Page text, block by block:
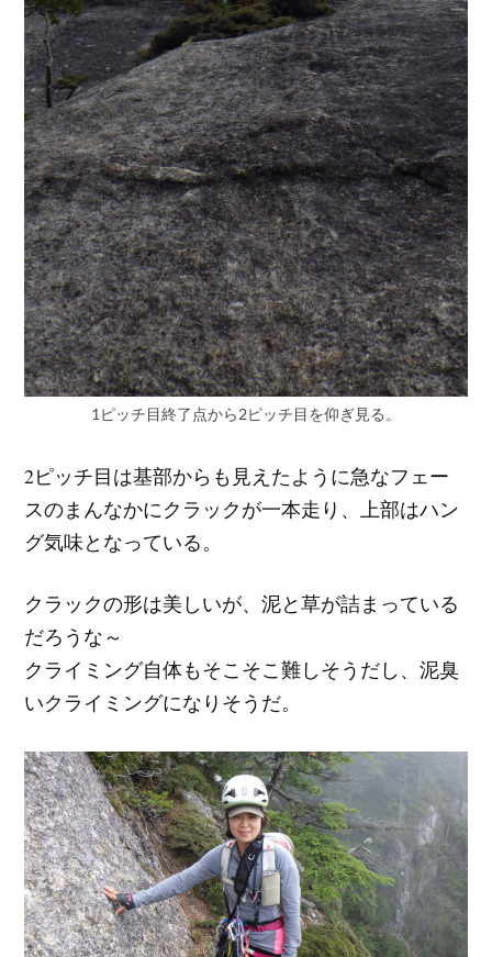
1ピッチ目終了点から2ピッチ目を仰ぎ見る。
2ピッチ目は基部からも見えたように急なフェー
スのまんなかにクラックが一本走り、上部はハン
グ気味となっている。
クラックの形は美しいが、泥と草が詰まっている
だろうな～
クライミング自体もそこそこ難しそうだし、泥臭
いクライミングになりそうだ。